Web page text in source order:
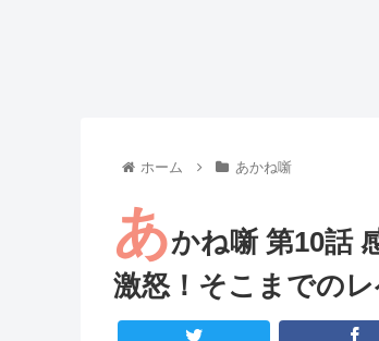
ホーム あかね噺
あかね噺 第10話
激怒！そこまでの